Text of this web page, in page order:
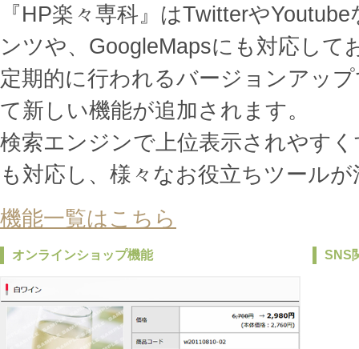
『HP楽々専科』はTwitterや
ンツや、GoogleMapsにも対応して
定期的に行われるバージョンアッ
て新しい機能が追加されます。
検索エンジンで上位表示されやす
も対応し、様々なお役立ちツール
機能一覧はこちら
オンラインショップ機能 SNS